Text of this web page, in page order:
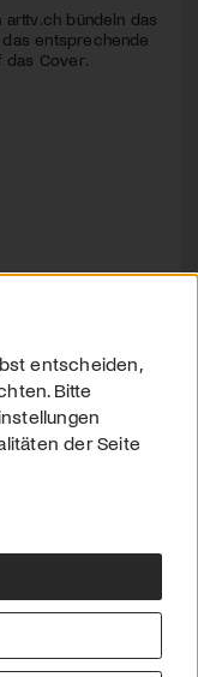
bündeln das
entsprechende
das Cover.
Impressum
entscheiden,
Bitte
der Seite